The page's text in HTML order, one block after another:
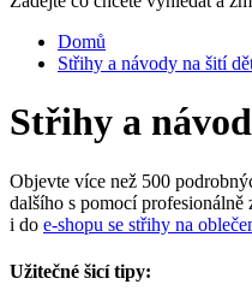
Domů
Střihy a návody na šití
Střihy a
Objevte více než 500
dalšího s pomocí
i do e-shopu se střihy na
Užitečné šicí tipy: